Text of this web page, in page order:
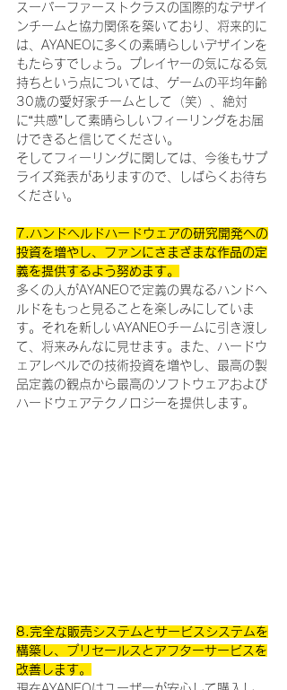
スーパーファーストクラスの国際的なデザイ
ンチームと協力関係を築いており、将来的に
は、AYANEOに多くの素晴らしいデザインを
もたらすでしょう。プレイヤーの気になる気
持ちという点については、ゲームの平均年齢
30歳の愛好家チームとして（笑）、絶対
に“共感”して素晴らしいフィーリングをお届
けできると信じてください。
そしてフィーリングに関しては、今後もサプ
ライズ発表がありますので、しばらくお待ち
ください。
7.ハンドヘルドハードウェアの研究開発への
投資を増やし、ファンにさまざまな作品の定
義を提供するよう努めます。
多くの人がAYANEOで定義の異なるハンドヘ
ルドをもっと見ることを楽しみにしていま
す。それを新しいAYANEOチームに引き渡し
て、将来みんなに見せます。また、ハードウ
ェアレベルでの技術投資を増やし、最高の製
品定義の観点から最高のソフトウェアおよび
ハードウェアテクノロジーを提供します。
8.完全な販売システムとサービスシステムを
構築し、プリセールスとアフターサービスを
改善します。